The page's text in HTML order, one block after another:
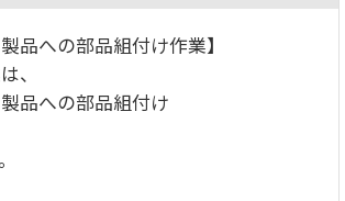
品への部品組付け作業】
、
品への部品組付け